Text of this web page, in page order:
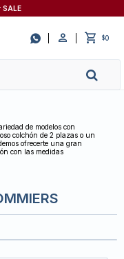
SALE
 $0
de modelos con
colchón de 2 plazas o un
ofrecerte una gran
con las medidas